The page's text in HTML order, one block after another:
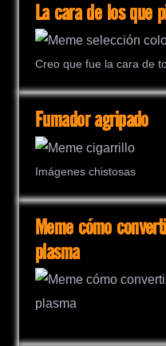
La cara de los que
Creo que fue la cara de
Fumador agripado
Imágenes chistosas
Meme cómo
plasma